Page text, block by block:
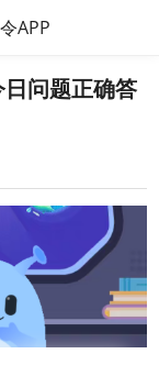
APP
问题正确答